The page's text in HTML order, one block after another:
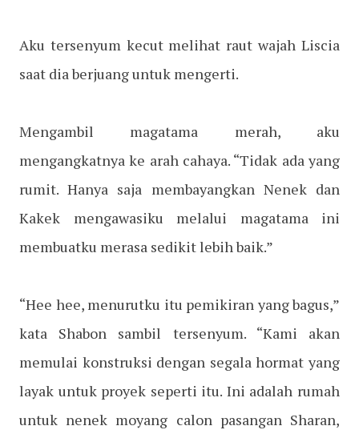
Aku tersenyum kecut melihat raut wajah Liscia
saat dia berjuang untuk mengerti.
Mengambil magatama merah, aku
mengangkatnya ke arah cahaya. “Tidak ada yang
rumit. Hanya saja membayangkan Nenek dan
Kakek mengawasiku melalui magatama ini
membuatku merasa sedikit lebih baik.”
“Hee hee, menurutku itu pemikiran yang bagus,”
kata Shabon sambil tersenyum. “Kami akan
memulai konstruksi dengan segala hormat yang
layak untuk proyek seperti itu. Ini adalah rumah
untuk nenek moyang calon pasangan Sharan,